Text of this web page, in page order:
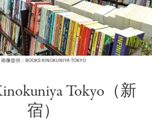
画像提供：BOOKS KINOKUNIYA TOKYO
Tokyo（新
宿）